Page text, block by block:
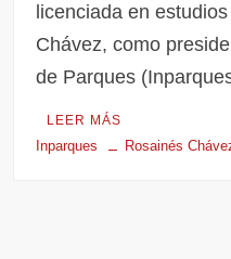
licenciada en
Chávez, como
de Parques
LEER MÁS
Inparques Rosainés